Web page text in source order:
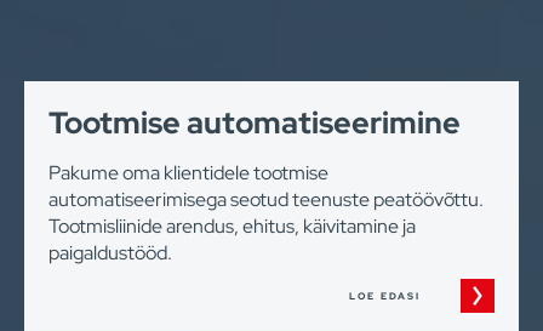
Tootmise automatiseerimine
Pakume oma klientidele tootmise
automatiseerimisega seotud teenuste peatöövõttu.
Tootmisliinide arendus, ehitus, käivitamine ja
paigaldustööd.
LOE EDASI